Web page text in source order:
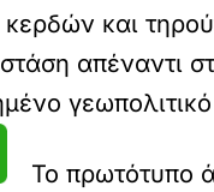
και
απέναντι
Το πρωτότυπο